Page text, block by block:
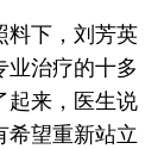
料下，刘芳英
治疗的十多
起来，医生说
希望重新站立